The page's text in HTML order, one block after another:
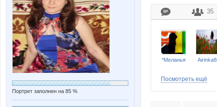
Портрет заполнен на 85 %
35
*Меланья
Посмотреть ещё